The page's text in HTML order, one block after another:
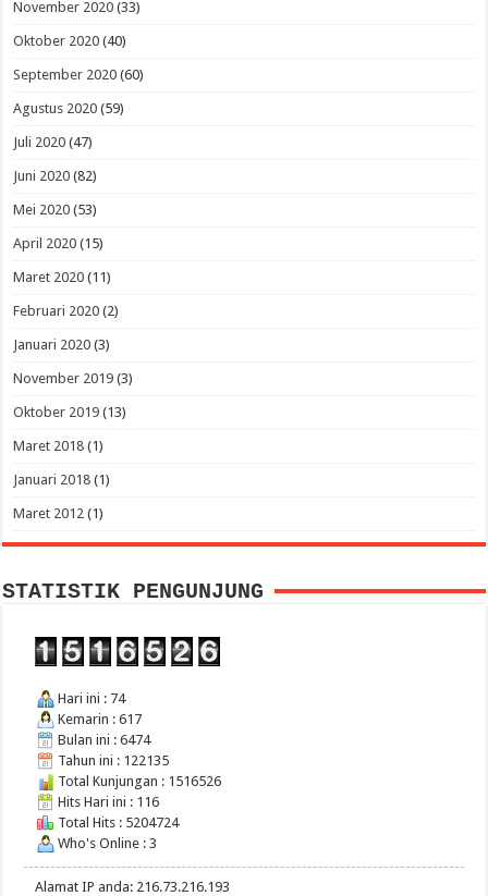
November 2020 (33)
Oktober 2020 (40)
September 2020 (60)
Agustus 2020 (59)
Juli 2020 (47)
Juni 2020 (82)
Mei 2020 (53)
April 2020 (15)
Maret 2020 (11)
Februari 2020 (2)
Januari 2020 (3)
November 2019 (3)
Oktober 2019 (13)
Maret 2018 (1)
Januari 2018 (1)
Maret 2012 (1)
STATISTIK PENGUNJUNG
Hari ini : 74
Kemarin : 617
Bulan ini : 6474
Tahun ini : 122135
Total Kunjungan : 1516526
Hits Hari ini : 116
Total Hits : 5204724
Who's Online : 3
Alamat IP anda: 216.73.216.193